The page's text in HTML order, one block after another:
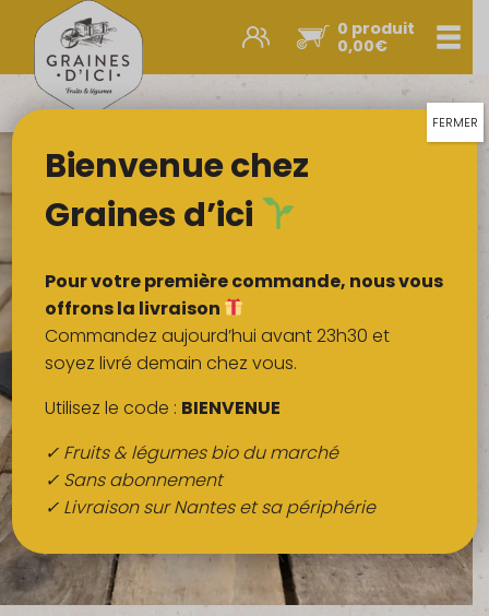
0 produit
0,00€
Promos et nouveautés
Légumes & œufs
Fruits
Viandes
Boulangerie
Crémerie
Poissons
Épicerie sucrée
Épices
Boissons
QUI SOMMES-NOUS ?
Bienvenue chez
Graines d’ici
Pour votre première commande, nous vous
offrons la livraison
Commandez aujourd’hui avant 23h30 et
soyez livré demain chez vous.
Utilisez le code : BIENVENUE
✓ Fruits & légumes bio du marché
✓ Sans abonnement
✓ Livraison sur Nantes et sa périphérie
FERMER